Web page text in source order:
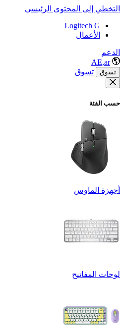
التخطي إلى المحتوى الرئيسي
Logitech G
الأعمال
الدعم
AE,ar
تسوق تسوق
حسب الفئة
أجهزة الماوس
لوحات المفاتيح